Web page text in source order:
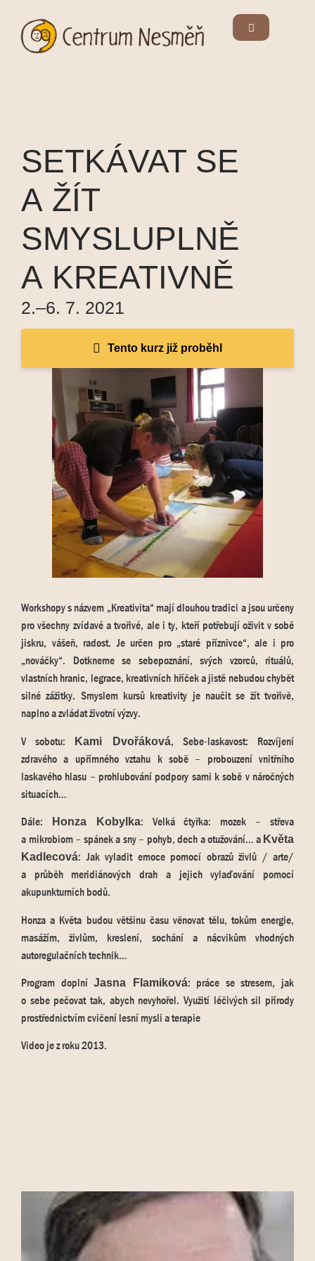
SETKÁVAT SE
A ŽÍT
SMYSLUPLNĚ
A KREATIVNĚ
2.–6. 7. 2021
Tento kurz již proběhl
Workshopy s názvem „Kreativita“ mají dlouhou tradici a jsou určeny
pro všechny zvídavé a tvořivé, ale i ty, kteří potřebují oživit v sobě
jiskru, vášeň, radost. Je určen pro „staré příznivce“, ale i pro
„nováčky“. Dotkneme se sebepoznání, svých vzorců, rituálů,
vlastních hranic, legrace, kreativních hříček a jistě nebudou chybět
silné zážitky. Smyslem kursů kreativity je naučit se žít tvořivě,
naplno a zvládat životní výzvy.
V sobotu:
Kami Dvořáková, Sebe-laskavost: Rozvíjení
zdravého a upřímného vztahu k sobě – probouzení vnitřního
laskavého hlasu – prohlubování podpory sami k sobě v náročných
situacích…
Dále:
Honza Kobylka: Velká čtyřka: mozek – střeva
a mikrobiom – spánek a sny – pohyb, dech a otužování… a Květa
Kadlecová: Jak vyladit emoce pomocí obrazů živlů / arte/
a průběh meridiánových drah a jejich vylaďování pomocí
akupunkturních bodů.
Honza a Květa budou většinu času věnovat tělu, tokům energie,
masážím, živlům, kreslení, sochání a nácvikům vhodných
autoregulačních technik…
Program doplníJasna Flamiková: práce se stresem, jak
o sebe pečovat tak, abych nevyhořel. Využití léčivých sil přírody
prostřednictvím cvičení lesní mysli a terapie
Video je z roku 2013.